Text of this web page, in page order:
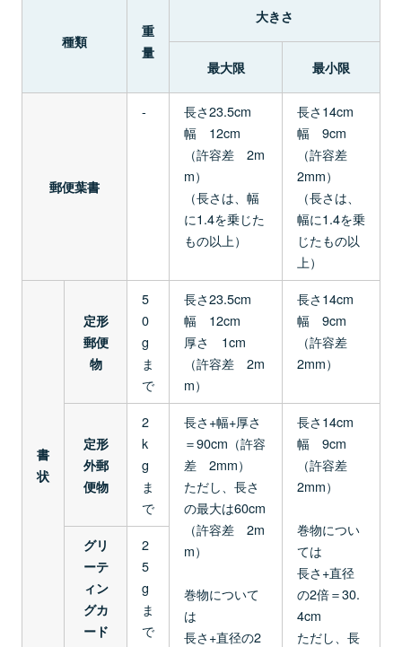
種類
重
量
大きさ
最大限 最小限
郵便葉書
-
長さ23.5cm
幅 12cm
（許容差 2m
m）
（長さは、幅
に1.4を乗じた
もの以上）
長さ14cm
幅 9cm
（許容差
2mm）
（長さは、
幅に1.4を乗
じたもの以
上）
書
状
定形
郵便
物
5
0
g
ま
で
長さ23.5cm
幅 12cm
厚さ 1cm
（許容差 2m
m）
長さ14cm
幅 9cm
（許容差
2mm）
定形
外郵
便物
2
k
g
ま
で
長さ+幅+厚さ
＝90cm（許容
差 2mm）
ただし、長さ
の最大は60cm
（許容差 2m
m）
巻物について
は
長さ+直径の2
長さ14cm
幅 9cm
（許容差
2mm）
巻物につい
ては
長さ+直径
の2倍＝30.
4cm
ただし、長
グリ
ーテ
ィン
グカ
ード
2
5
g
ま
で